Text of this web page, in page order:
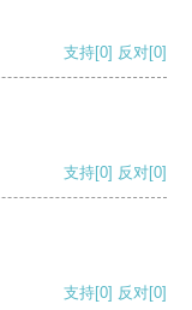
支持[0] 反对[0]
支持[0] 反对[0]
支持[0] 反对[0]